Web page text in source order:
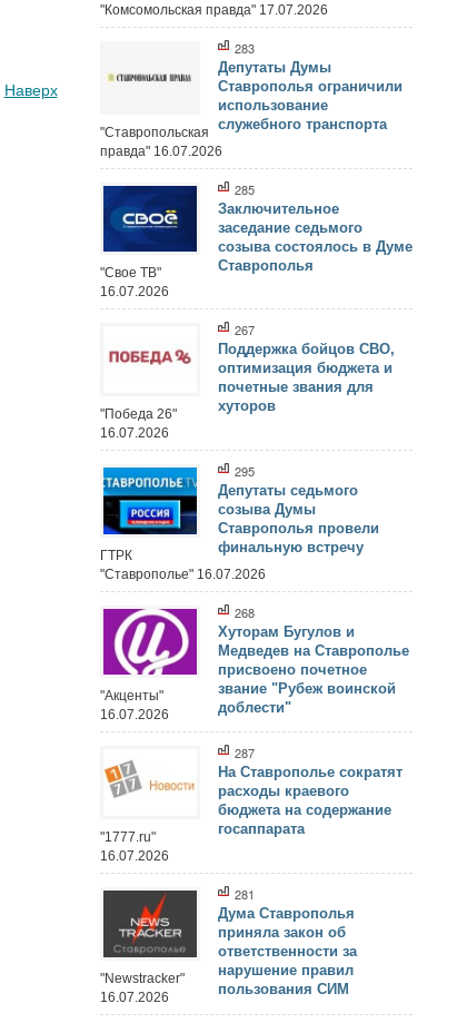
Наверх
"Комсомольская правда" 17.07.2026
283
Депутаты Думы
Ставрополья ограничили
использование
служебного транспорта
"Ставропольская
правда" 16.07.2026
285
Заключительное
заседание седьмого
созыва состоялось в Думе
Ставрополья
"Свое ТВ"
16.07.2026
267
Поддержка бойцов СВО,
оптимизация бюджета и
почетные звания для
хуторов
"Победа 26"
16.07.2026
295
Депутаты седьмого
созыва Думы
Ставрополья провели
финальную встречу
ГТРК
"Ставрополье" 16.07.2026
268
Хуторам Бугулов и
Медведев на Ставрополье
присвоено почетное
звание "Рубеж воинской
доблести"
"Акценты"
16.07.2026
287
На Ставрополье сократят
расходы краевого
бюджета на содержание
госаппарата
"1777.ru"
16.07.2026
281
Дума Ставрополья
приняла закон об
ответственности за
нарушение правил
пользования СИМ
"Newstracker"
16.07.2026